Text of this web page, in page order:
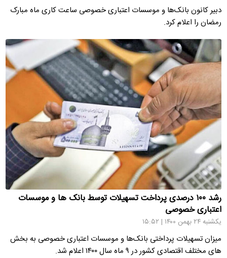
دبیر کانون بانک‌ها و موسسات اعتباری خصوصی ساعت کاری ماه مبارک
رمضان را اعلام کرد.
رشد ۱۰۰ درصدی پرداخت تسهیلات توسط بانک ها و موسسات
اعتباری خصوصی
یکشنبه ۲۴ بهمن ۱۴۰۰ | ۱۵:۵۲
میزان تسهیلات پرداختی بانک‌ها و موسسات اعتباری خصوصی به بخش
های مختلف اقتصادی کشور در ۹ ماه سال ۱۴۰۰ اعلام شد.